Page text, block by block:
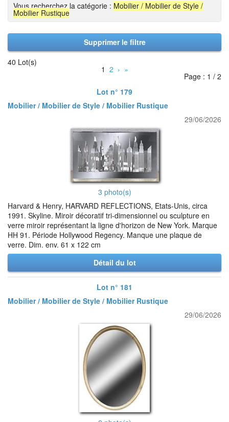
Vous recherchez la catégorie : Mobilier / Mobilier de Style /
Mobilier Rustique
Supprimer le filtre
40 Lot(s)
1 2 › »
Page : 1 / 2
Lot n° 179
Mobilier / Mobilier de Style / Mobilier Rustique
29/06/2026
3 photo(s)
Harvard & Henry, HARVARD REFLECTIONS, Etats-Unis, circa
1991. Skyline. Miroir décoratif tri-dimensionnel ou sculpture en
verre miroir représentant la ligne d'horizon de New York. Marque
HH 91. Période Hollywood Regency. Manque une plaque de
verre. Dim. env. 61 x 122 cm
Détail du lot
Lot n° 181
Mobilier / Mobilier de Style / Mobilier Rustique
29/06/2026